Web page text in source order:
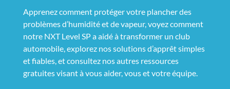
Apprenez comment protéger votre plancher des
problèmes d’humidité et de vapeur, voyez comment
notre NXT Level SP a aidé à transformer un club
automobile, explorez nos solutions d’apprêt simples
et fiables, et consultez nos autres ressources
gratuites visant à vous aider, vous et votre équipe.